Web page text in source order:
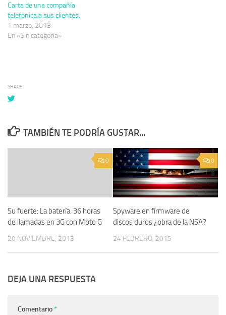
Carta de una compañía
telefónica a sus clientes.
1 marzo, 2013
En «Sin categoría»
SHARE
TAMBIÉN TE PODRÍA GUSTAR...
0
Su fuerte: La batería. 36 horas
de llamadas en 3G con Moto G
20 NOVIEMBRE, 2013
0
Spyware en firmware de
discos duros ¿obra de la NSA?
24 FEBRERO, 2015
DEJA UNA RESPUESTA
Comentario*